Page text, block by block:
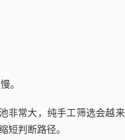
。
非常大，纯手工筛选会越
判断路径。